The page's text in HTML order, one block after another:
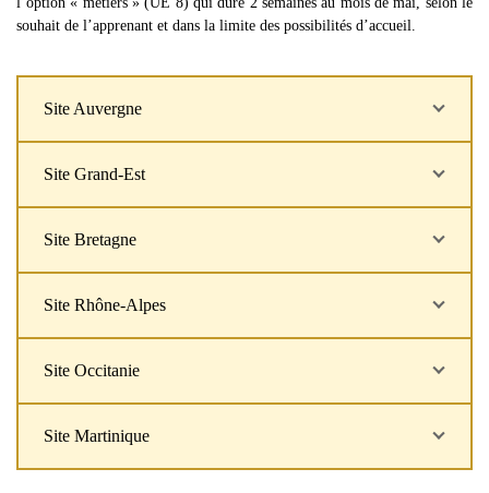
souhait de l’apprenant et dans la limite des possibilités d’accueil.
Site Auvergne
Site Grand-Est
Site Bretagne
Site Rhône-Alpes
Site Occitanie
Site Martinique